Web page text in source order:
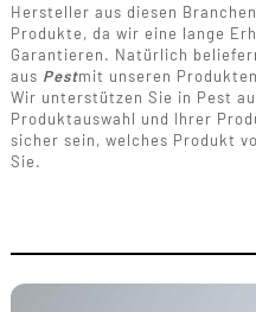
Hersteller aus diesen
Produkte, da wir eine lange
Garantieren. Natürlich
aus Pestmit unseren
Wir unterstützen Sie in Pest
Produktauswahl und Ihrer
sicher sein, welches Produkt
Sie.